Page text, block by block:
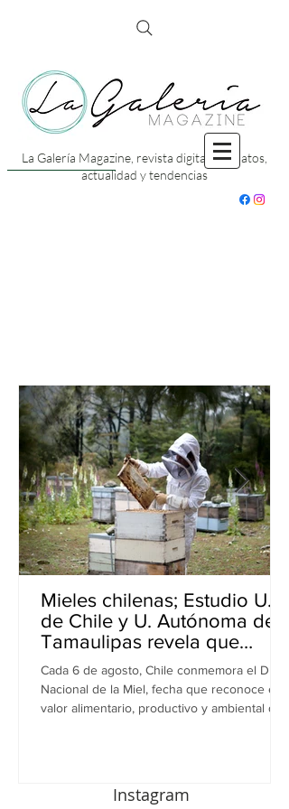
La Galería Magazine, revista digital con datos,
actualidad y tendencias
Mieles chilenas; Estudio U.
de Chile y U. Autónoma de
Tamaulipas revela que
inhiben bacterias resistentes
en perros
Cada 6 de agosto, Chile conmemora el Día
Nacional de la Miel, fecha que reconoce el
valor alimentario, productivo y ambiental de
en México, revela una nueva dimensión de
Instagram